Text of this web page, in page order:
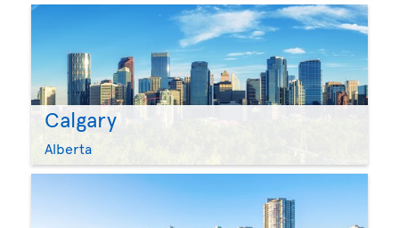
Calgary
Alberta